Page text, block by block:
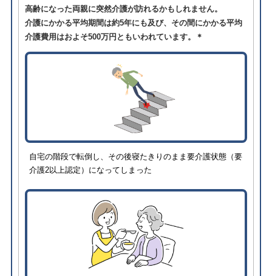
高齢になった両親に突然介護が訪れるかもしれません。
介護にかかる平均期間は約5年にも及び、その間にかかる平均
介護費用はおよそ500万円ともいわれています。＊
自宅の階段で転倒し、その後寝たきりのまま要介護状態（要
介護2以上認定）になってしまった